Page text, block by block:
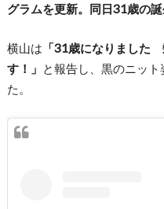
グラムを更新。同日31歳の
横山は 「31歳になりました
す！」 と報告し、黒のニッ
た。